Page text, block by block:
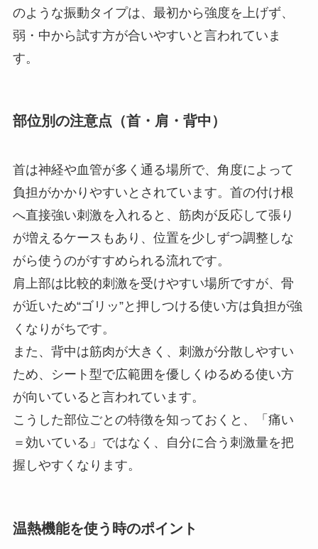
のような振動タイプは、最初から強度を上げず、
弱・中から試す方が合いやすいと言われていま
す。
部位別の注意点（首・肩・背中）
首は神経や血管が多く通る場所で、角度によって
負担がかかりやすいとされています。首の付け根
へ直接強い刺激を入れると、筋肉が反応して張り
が増えるケースもあり、位置を少しずつ調整しな
がら使うのがすすめられる流れです。
肩上部は比較的刺激を受けやすい場所ですが、骨
が近いため“ゴリッ”と押しつける使い方は負担が強
くなりがちです。
また、背中は筋肉が大きく、刺激が分散しやすい
ため、シート型で広範囲を優しくゆるめる使い方
が向いていると言われています。
こうした部位ごとの特徴を知っておくと、「痛い
＝効いている」ではなく、自分に合う刺激量を把
握しやすくなります。
温熱機能を使う時のポイント